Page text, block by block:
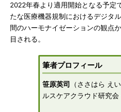
2022年春より適用開始となる予定
たな医療機器規制におけるデジタ
間のハーモナイゼーションの観点
目される。
筆者プロフィール
笹原英司
（ささはら え
ルスケアクラウド研究会